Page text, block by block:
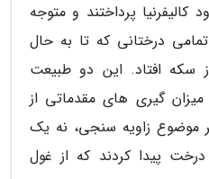
پرداختند و متوجه
درختانی که تا به حال
سکه افتاد. این دو طبیعت
گیری های مقدماتی از
موضوع زاویه سنجی، نه یک
پیدا کردند که از غول